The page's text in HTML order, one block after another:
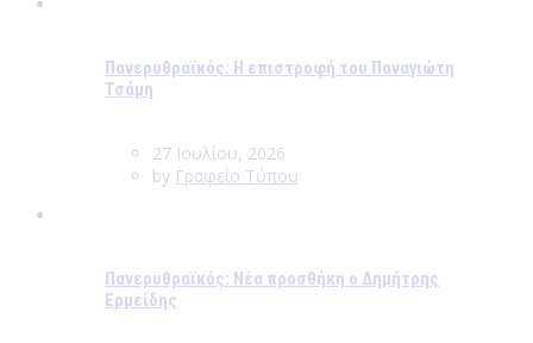
Πανερυθραϊκός: Η επιστροφή του Παναγιώτη
Τσάμη
27 Ιουλίου, 2026
by Γραφείο Τύπου
Πανερυθραϊκός: Νέα προσθήκη ο Δημήτρης
Ερμείδης